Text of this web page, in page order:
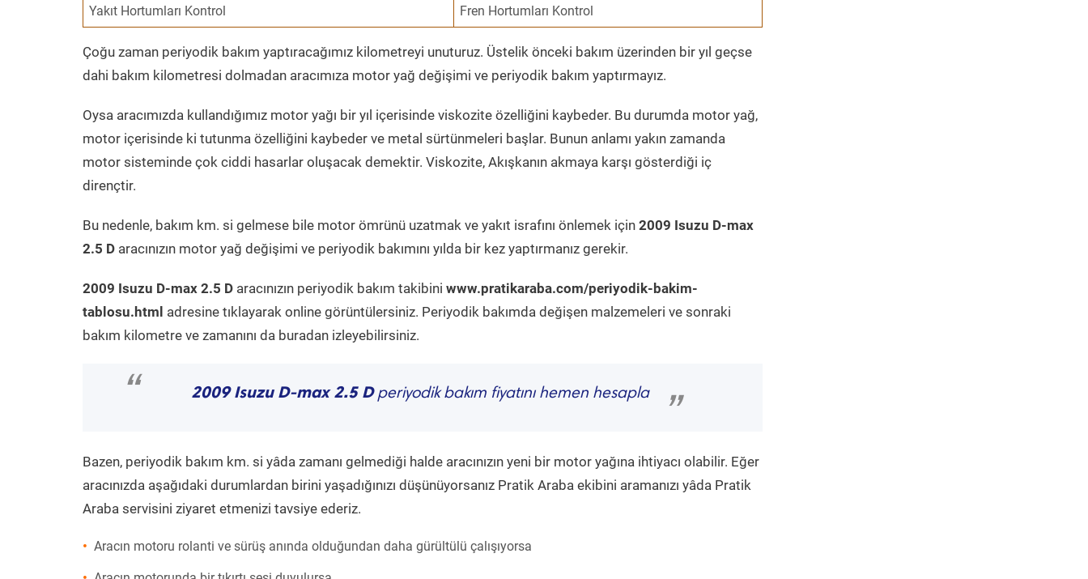
Yakıt Hortumları Kontrol Fren Hortumları Kontrol
Çoğu zaman periyodik bakım yaptıracağımız kilometreyi unuturuz. Üstelik önceki bakım üzerinden bir yıl geçse
dahi bakım kilometresi dolmadan aracımıza motor yağ değişimi ve periyodik bakım yaptırmayız.
Oysa aracımızda kullandığımız motor yağı bir yıl içerisinde viskozite özelliğini kaybeder. Bu durumda motor yağ,
motor içerisinde ki tutunma özelliğini kaybeder ve metal sürtünmeleri başlar. Bunun anlamı yakın zamanda
motor sisteminde çok ciddi hasarlar oluşacak demektir. Viskozite, Akışkanın akmaya karşı gösterdiği iç
dirençtir.
Bu nedenle, bakım km. si gelmese bile motor ömrünü uzatmak ve yakıt israfını önlemek için 2009 Isuzu D-max
2.5 D aracınızın motor yağ değişimi ve periyodik bakımını yılda bir kez yaptırmanız gerekir.
2009 Isuzu D-max 2.5 D aracınızın periyodik bakım takibini www.pratikaraba.com/periyodik-bakim-
tablosu.html adresine tıklayarak online görüntülersiniz. Periyodik bakımda değişen malzemeleri ve sonraki
bakım kilometre ve zamanını da buradan izleyebilirsiniz.
“ 2009 Isuzu D-max 2.5 Dperiyodik bakım fiyatını hemen hesapla
”
Bazen, periyodik bakım km. si yâda zamanı gelmediği halde aracınızın yeni bir motor yağına ihtiyacı olabilir. Eğer
aracınızda aşağıdaki durumlardan birini yaşadığınızı düşünüyorsanız Pratik Araba ekibini aramanızı yâda Pratik
Araba servisini ziyaret etmenizi tavsiye ederiz.
Aracın motoru rolanti ve sürüş anında olduğundan daha gürültülü çalışıyorsa